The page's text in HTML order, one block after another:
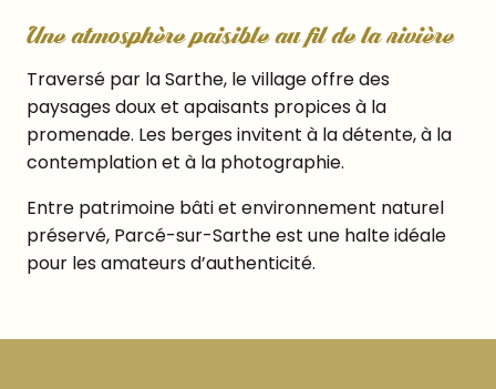
Une atmosphère paisible au fil de la rivière
Traversé par la Sarthe, le village offre des
paysages doux et apaisants propices à la
promenade. Les berges invitent à la détente, à la
contemplation et à la photographie.
Entre patrimoine bâti et environnement naturel
préservé, Parcé-sur-Sarthe est une halte idéale
pour les amateurs d’authenticité.